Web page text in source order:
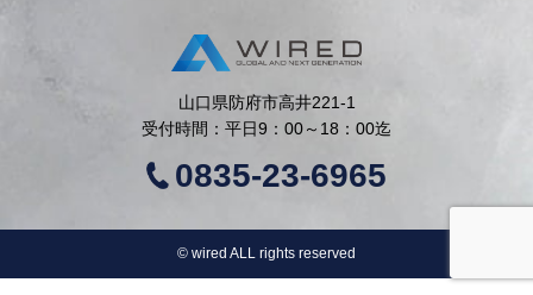
山口県防府市高井221-1
受付時間：平日9：00～18：00迄
0835-23-6965
©︎ wired ALL rights reserved